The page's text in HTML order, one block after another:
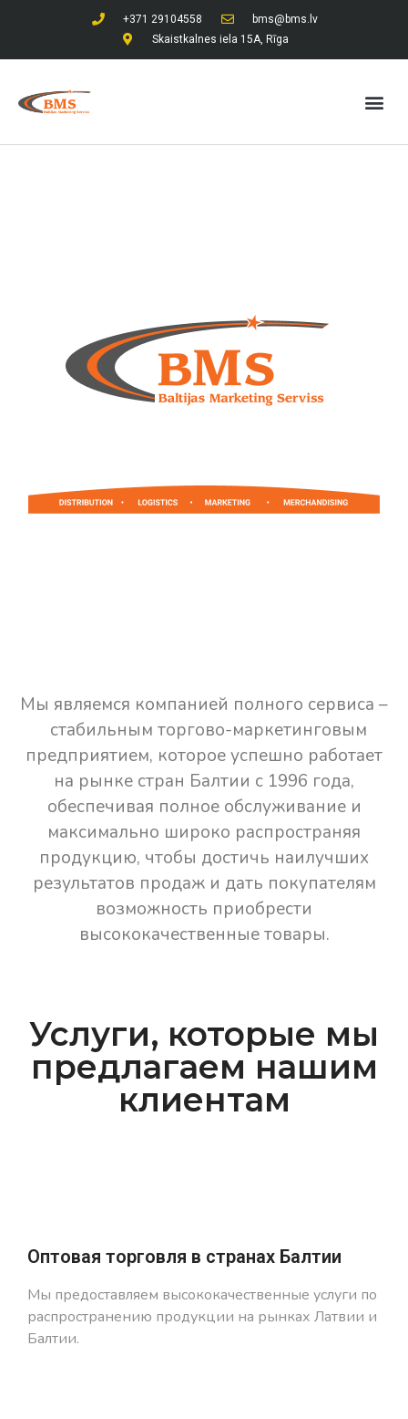
+371 29104558
bms@bms.lv
Skaistkalnes iela 15A, Rīga
Мы являемся компанией полного сервиса –
стабильным торгово-маркетинговым
предприятием, которое успешно работает
на рынке стран Балтии с 1996 года,
обеспечивая полное обслуживание и
максимально широко распространяя
продукцию, чтобы достичь наилучших
результатов продаж и дать покупателям
возможность приобрести
высококачественные товары.
Услуги, которые мы
предлагаем нашим
клиентам
Оптовая торговля в странах Балтии
Мы предоставляем высококачественные услуги по
распространению продукции на рынках Латвии и
Балтии.